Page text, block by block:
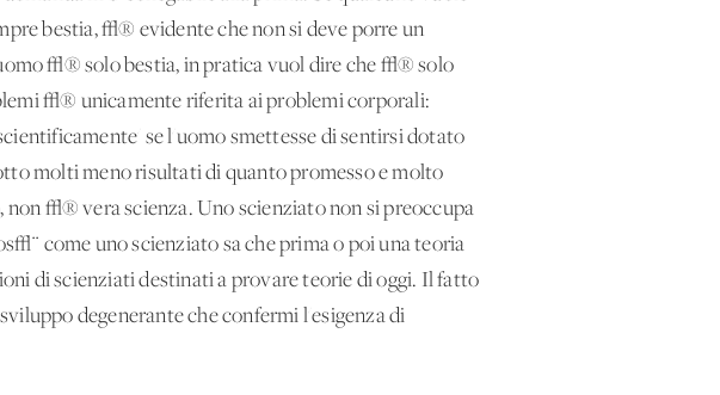
bestia, √® evidente che non si deve porre un
√® solo bestia, in pratica vuol dire che √® solo
√® unicamente riferita ai problemi corporali:
se l'uomo smettesse di sentirsi dotato
molti meno risultati di quanto promesso e molto
non √® vera scienza. Uno scienziato non si preoccupa
come uno scienziato sa che prima o poi una teoria
di scienziati destinati a provare teorie di oggi. Il fatto
degenerante che confermi l'esigenza di